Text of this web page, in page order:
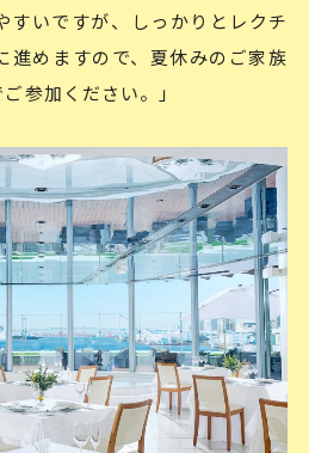
すいですが、しっかりとレクチ
進めますので、夏休みのご家族
参加ください。」